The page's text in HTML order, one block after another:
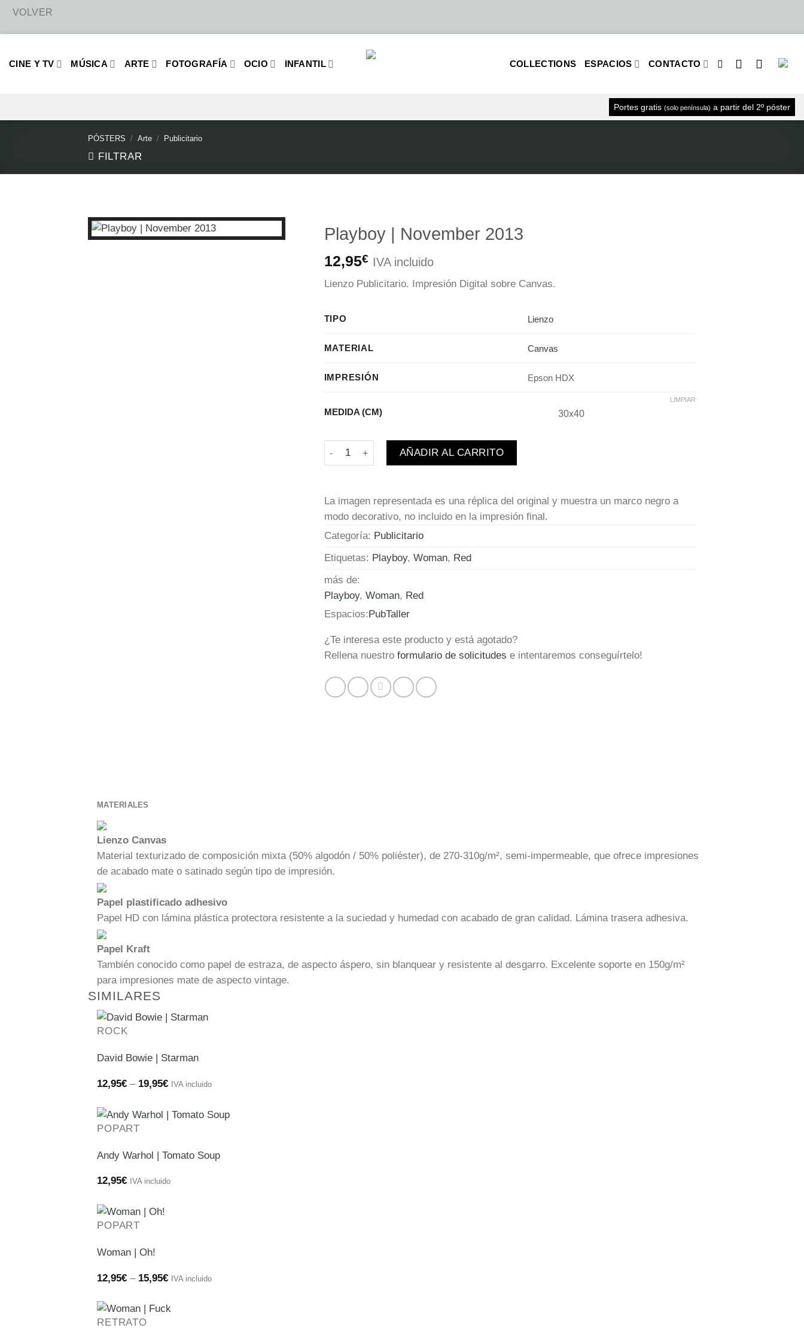
CINE Y TV MÚSICA ARTE FOTOGRAFÍA OCIO INFANTIL COLLECTIONS ESPACIOS CONTACTO
Portes gratis (solo península) a partir del 2º póster
PÓSTERS / Arte / Publicitario
FILTRAR
Playboy | November 2013
12,95€ IVA incluido
LienzoPublicitario. ImpresiónDigital sobre Canvas.
TIPO Lienzo
MATERIAL Canvas
IMPRESIÓN Epson HDX
MEDIDA (CM) 30x40
LIMPIAR
Playboy | November 2013 cantidad
AÑADIR AL CARRITO
La imagen representada es una réplica del original y muestra un marco negro a
modo decorativo, no incluido en la impresión final.
Categoría: Publicitario
Etiquetas: Playboy, Woman, Red
más de:
Playboy, Woman, Red
Espacios: PubTaller
¿Te interesa este producto y está agotado?
Rellena nuestro formulario de solicitudes e intentaremos conseguírtelo!
MATERIALES
Lienzo Canvas
Material texturizado de composición mixta (50% algodón / 50% poliéster), de 270-310g/m², semi-impermeable, que ofrece impresiones
de acabado mate o satinado según tipo de impresión.
Papel plastificado adhesivo
Papel HD con lámina plástica protectora resistente a la suciedad y humedad con acabado de gran calidad. Lámina trasera adhesiva.
Papel Kraft
También conocido como papel de estraza, de aspecto áspero, sin blanquear y resistente al desgarro. Excelente soporte en 150g/m²
para impresiones mate de aspecto vintage.
SIMILARES
ROCK
David Bowie | Starman
12,95€ – 19,95€Price
through
19,95€
IVA incluido
POPART
Andy Warhol | Tomato Soup
12,95€ IVA incluido
POPART
Woman | Oh!
12,95€ – 15,95€Price
through
15,95€
IVA incluido
RETRATO